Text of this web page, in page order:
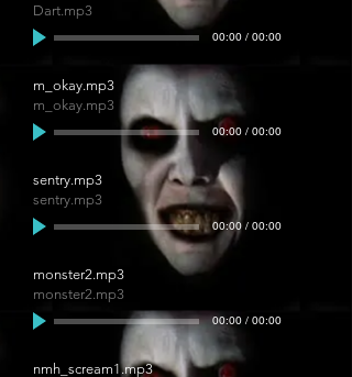
nmh_scream1.mp3
monster2.mp3
monster2.mp3
00:00/ 00:00
sentry.mp3
sentry.mp3
00:00/ 00:00
Dart.mp3
00:00/ 00:00
m_okay.mp3
m_okay.mp3
00:00/ 00:00